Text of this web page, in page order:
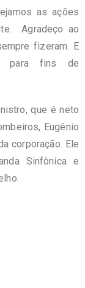
as ações
Agradeço ao
fizeram. E
para fins de
que é neto
Eugênio
corporação. Ele
Sinfônica e